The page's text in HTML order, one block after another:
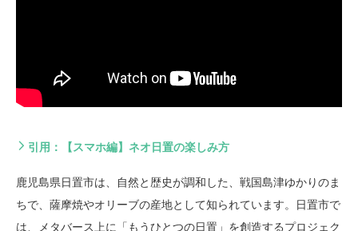
引用：【スマホ編】ネオ日置の楽しみ方
鹿児島県日置市は、自然と歴史が調和した、戦国島津ゆかりのま
ちで、薩摩焼やオリーブの産地として知られています。日置市で
は、メタバース上に「もうひとつの日置」を創造するプロジェク